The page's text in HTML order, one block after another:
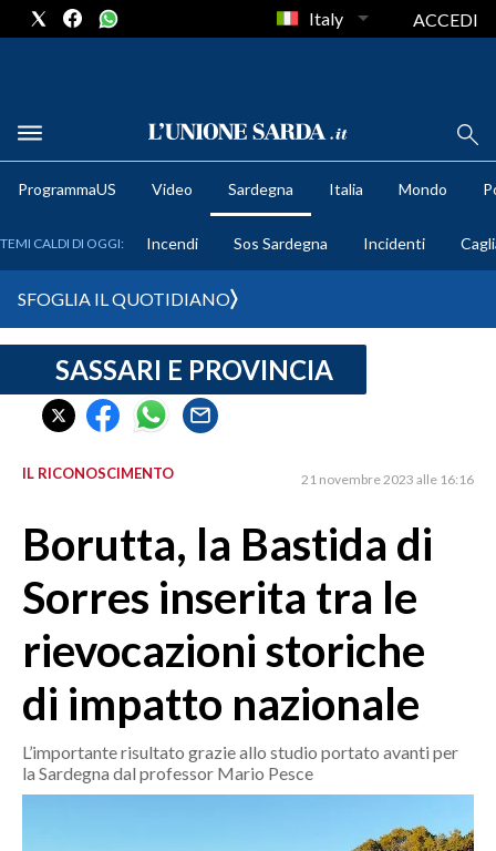
METEO
CRONACA SARDEGNA
CAGLIARI
SULCIS IGLESIENTE
ORISTANO E PROVINCIA
GALLURA
NUORO E PROVINCIA
OGLIASTRA
AGENDA
CRONACA
ITALIA
Italy ACCEDI
ProgrammaUS Video Sardegna Italia Mondo
TEMI CALDI DI OGGI: Incendi Sos Sardegna Incidenti
SFOGLIA IL QUOTIDIANO
SASSARI E PROVINCIA
IL RICONOSCIMENTO 21 novembre 2023 alle 16:16
Borutta, la Bastida di
Sorres inserita tra le
rievocazioni storiche
di impatto nazionale
L’importante risultato grazie allo studio portato avanti per
la Sardegna dal professor Mario Pesce